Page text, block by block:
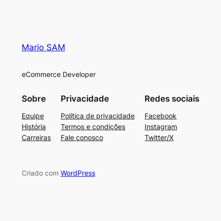
Mario SAM
eCommerce Developer
Sobre
Equipe
História
Carreiras
Privacidade
Política de privacidade
Termos e condições
Fale conosco
Redes sociais
Facebook
Instagram
Twitter/X
Criado com WordPress